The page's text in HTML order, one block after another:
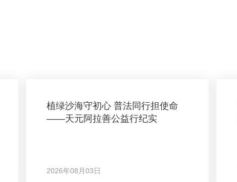
植绿沙海守初心 普法同行担使命
——天元阿拉善公益行纪实
2026年08月03日